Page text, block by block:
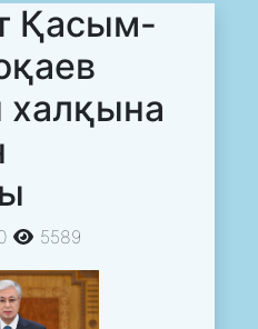
Қасым-
халқына
5589